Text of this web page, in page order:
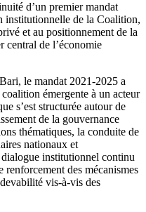
d’un premier mandat
institutionnelle de la Coalition,
et au positionnement de la
central de l’économie
le mandat 2021-2025 a
émergente à un acteur
s’est structurée autour de
de la gouvernance
thématiques, la conduite de
nationaux et
institutionnel continu
des mécanismes
vis-à-vis des